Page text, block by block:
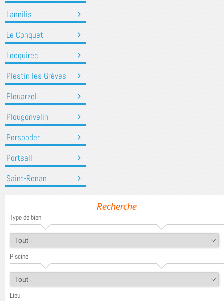
Lannilis
Le Conquet
Locquirec
Plestin les Grèves
Plouarzel
Plougonvelin
Porspoder
Portsall
Saint-Renan
Recherche
Type de bien
Piscine
Lieu